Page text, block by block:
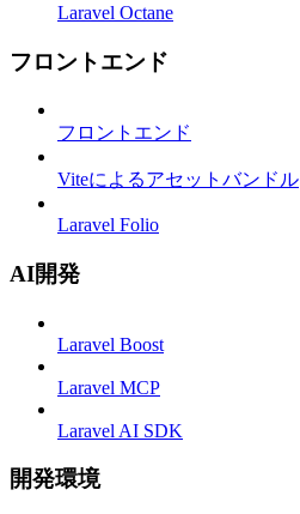
Laravel Octane
フロントエンド
フロントエンド
Viteによるアセットバンドル
Laravel Folio
AI開発
Laravel Boost
Laravel MCP
Laravel AI SDK
開発環境